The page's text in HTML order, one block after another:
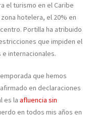
el turismo en el Caribe
hotelera, el 20% en
Portilla ha atribuido
que impiden el
e internacionales.
que hemos
en declaraciones
es la afluencia sin
en todos mis años en